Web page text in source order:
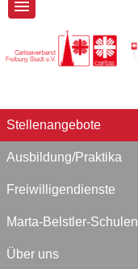
Stellenangebote
Ausbildung/Praktika
Freiwilligendienste
Marta-Belstler-Schulen
Über uns